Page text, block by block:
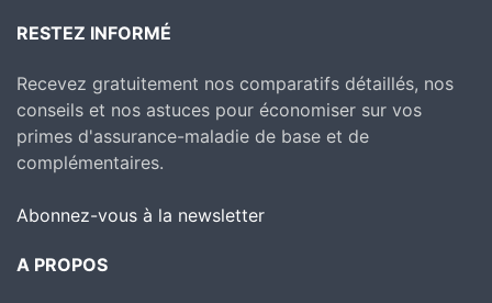
RESTEZ INFORMÉ
Recevez gratuitement nos comparatifs détaillés, nos
conseils et nos astuces pour économiser sur vos
primes d'assurance-maladie de base et de
complémentaires.
Abonnez-vous à la newsletter
A PROPOS